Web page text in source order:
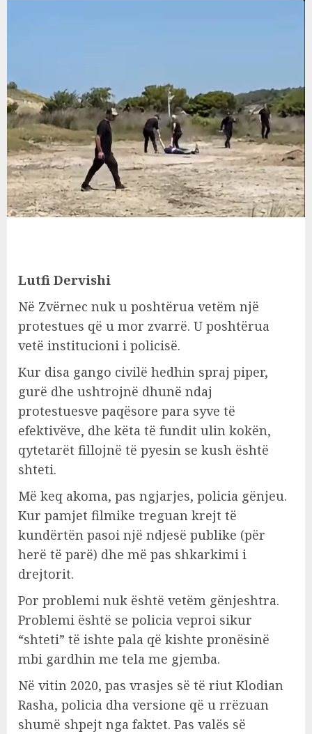
Lutfi Dervishi
Në Zvërnec nuk u poshtërua vetëm një
protestues që u mor zvarrë. U poshtërua
vetë institucioni i policisë.
Kur disa gango civilë hedhin spraj piper,
gurë dhe ushtrojnë dhunë ndaj
protestuesve paqësore para syve të
efektivëve, dhe këta të fundit ulin kokën,
qytetarët fillojnë të pyesin se kush është
shteti.
Më keq akoma, pas ngjarjes, policia gënjeu.
Kur pamjet filmike treguan krejt të
kundërtën pasoi një ndjesë publike (për
herë të parë) dhe më pas shkarkimi i
drejtorit.
Por problemi nuk është vetëm gënjeshtra.
Problemi është se policia veproi sikur
“shteti” të ishte pala që kishte pronësinë
mbi gardhin me tela me gjemba.
Në vitin 2020, pas vrasjes së të riut Klodian
Rasha, policia dha versione që u rrëzuan
shumë shpejt nga faktet. Pas valës së